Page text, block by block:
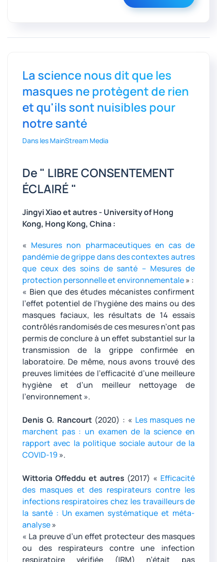
La science nous dit que les
masques ne protègent de rien
et qu'ils sont nuisibles pour
notre santé
Dans les MainStream Media
De " LIBRE CONSENTEMENT
ÉCLAIRÉ "
Jingyi Xiao et autres - University of Hong
Kong, Hong Kong, China :
« Mesures non pharmaceutiques en cas de
pandémie de grippe dans des contextes autres
que ceux des soins de santé – Mesures de
protection personnelle et environnementale» :
« Bien que des études mécanistes confirment
l’effet potentiel de l’hygiène des mains ou des
masques faciaux, les résultats de 14 essais
contrôlés randomisés de ces mesures n’ont pas
permis de conclure à un effet substantiel sur la
transmission de la grippe confirmée en
laboratoire. De même, nous avons trouvé des
preuves limitées de l’efficacité d’une meilleure
hygiène et d’un meilleur nettoyage de
l’environnement ».
Denis G. Rancourt(2020) : « Les masques ne
marchent pas : un examen de la science en
rapport avec la politique sociale autour de la
COVID-19 ».
Wittoria Offeddu et autres (2017) « Efficacité
des masques et des respirateurs contre les
infections respiratoires chez les travailleurs de
la santé : Un examen systématique et méta-
analyse»
« La preuve d’un effet protecteur des masques
ou des respirateurs contre une infection
respiratoire vérifiée (IRM) n’était pas